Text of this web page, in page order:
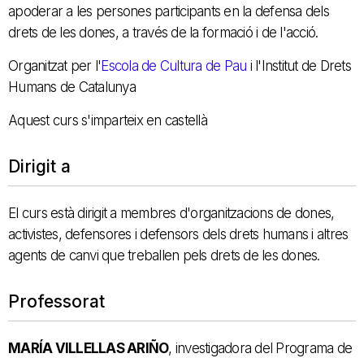
apoderar a les persones participants en la defensa dels
drets de les dones, a través de la formació i de l'acció.
Organitzat per l' Escola de Cultura de Pau i l'Institut de Drets
Humans de Catalunya
Aquest curs s'imparteix en castellà
Dirigit a
El curs està dirigit a membres d'organitzacions de dones,
activistes, defensores i defensors dels drets humans i altres
agents de canvi que treballen pels drets de les dones.
Professorat
MARÍA VILLELLAS ARIÑO, investigadora del Programa de